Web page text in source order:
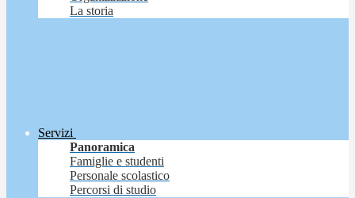
La storia
Servizi
Panoramica
Famiglie e studenti
Personale scolastico
Percorsi di studio